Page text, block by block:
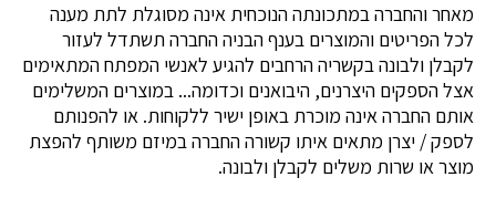
מאחר והחברה במתכונתה הנוכחית אינה מסוגלת לתת מענה
לכל הפריטים והמוצרים בענף הבניה החברה תשתדל לעזור
לקבלן ולבונה בקשריה הרחבים להגיע לאנשי המפתח המתאימים
אצל הספקים היצרנים, היבואנים וכדומה... במוצרים המשלימים
אותם החברה אינה מוכרת באופן ישיר ללקוחות. או להפנותם
לספק / יצרן מתאים איתו קשורה החברה במיזם משותף להפצת
מוצר או שרות משלים לקבלן ולבונה.